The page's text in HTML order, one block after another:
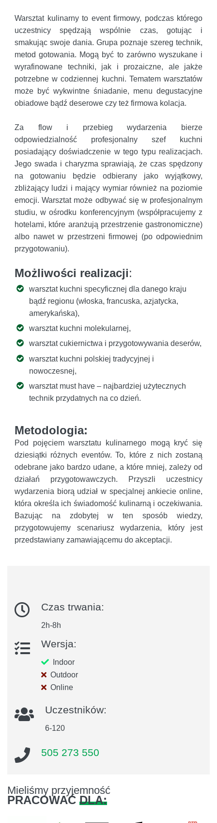
Warsztat kulinarny to event firmowy, podczas którego
uczestnicy spędzają wspólnie czas, gotując i
smakując swoje dania. Grupa poznaje szereg technik,
metod gotowania. Mogą być to zarówno wyszukane i
wyrafinowane techniki, jak i prozaiczne, ale jakże
potrzebne w codziennej kuchni. Tematem warsztatów
może być wykwintne śniadanie, menu degustacyjne
obiadowe bądź deserowe czy też firmowa kolacja.
Za flow i przebieg wydarzenia bierze
odpowiedzialność profesjonalny szef kuchni
posiadający doświadczenie w tego typu realizacjach.
Jego swada i charyzma sprawiają, że czas spędzony
na gotowaniu będzie odbierany jako wyjątkowy,
zbliżający ludzi i mający wymiar również na poziomie
emocji. Warsztat może odbywać się w profesjonalnym
studiu, w ośrodku konferencyjnym (współpracujemy z
hotelami, które aranżują przestrzenie gastronomiczne)
albo nawet w przestrzeni firmowej (po odpowiednim
przygotowaniu).
Możliwości realizacji:
warsztat kuchni specyficznej dla danego kraju
bądź regionu (włoska, francuska, azjatycka,
amerykańska),
warsztat kuchni molekularnej,
warsztat cukiernictwa i przygotowywania deserów,
warsztat kuchni polskiej tradycyjnej i
nowoczesnej,
warsztat must have – najbardziej użytecznych
technik przydatnych na co dzień.
Metodologia:
Pod pojęciem warsztatu kulinarnego mogą kryć się
dziesiątki różnych eventów. To, które z nich zostaną
odebrane jako bardzo udane, a które mniej, zależy od
działań przygotowawczych. Przyszli uczestnicy
wydarzenia biorą udział w specjalnej ankiecie online,
która określa ich świadomość kulinarną i oczekiwania.
Bazując na zdobytej w ten sposób wiedzy,
przygotowujemy scenariusz wydarzenia, który jest
przedstawiany zamawiającemu do akceptacji.
Czas trwania:
2h-8h
Wersja:
Indoor
Outdoor
Online
Uczestników:
6-120
505 273 550
Mieliśmy przyjemność
PRACOWAĆ DLA: